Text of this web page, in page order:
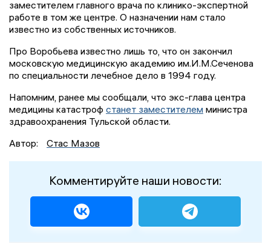
заместителем главного врача по клинико-экспертной
работе в том же центре. О назначении нам стало
известно из собственных источников.
Про Воробьева известно лишь то, что он закончил
московскую медицинскую академию им.И.М.Сеченова
по специальности лечебное дело в 1994 году.
Напомним, ранее мы сообщали, что экс-глава центра
медицины катастроф станет заместителем министра
здравоохранения Тульской области.
Автор:
Стас Мазов
Комментируйте наши новости: